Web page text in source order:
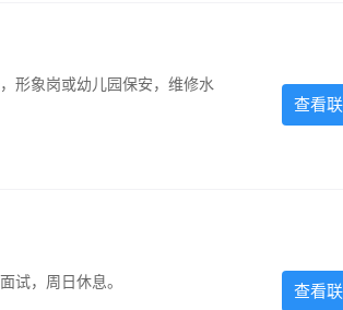
形象岗或幼儿园保安，维修水
查看
试，周日休息。 查看